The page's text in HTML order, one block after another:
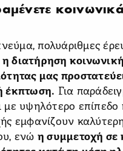
πολυάριθμες
η διατήρηση
μας
έκπτωση. Για
υψηλότερο επίπεδο
εμφανίζουν
ενώ η συμμετοχή σε